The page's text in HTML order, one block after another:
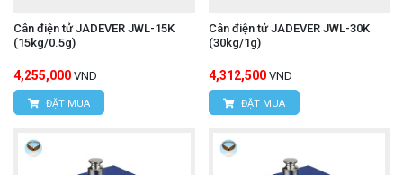
Cân điện tử JADEVER JWL-15K
(15kg/0.5g)
4,255,000 VND
ĐẶT MUA
Cân điện tử JADEVER JWL-30K
(30kg/1g)
4,312,500 VND
ĐẶT MUA